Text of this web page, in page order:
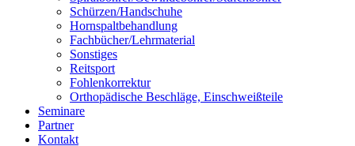
Schürzen/Handschuhe
Hornspaltbehandlung
Fachbücher/Lehrmaterial
Sonstiges
Reitsport
Fohlenkorrektur
Orthopädische Beschläge, Einschweißteile
Seminare
Partner
Kontakt